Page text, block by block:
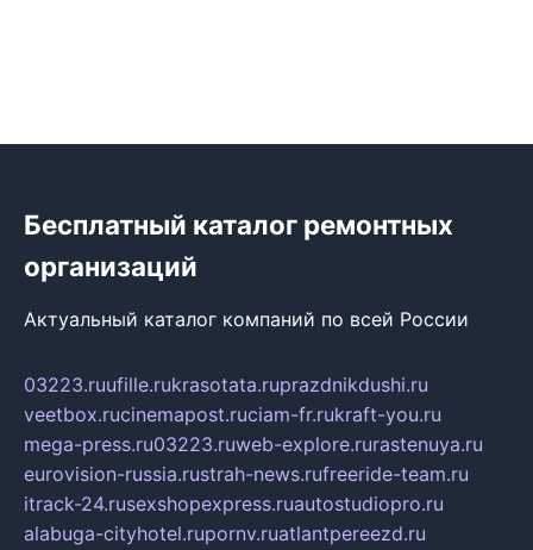
Бесплатный каталог ремонтных
организаций
Актуальный каталог компаний по всей России
03223.ruufille.rukrasotata.ruprazdnikdushi.ru
veetbox.rucinemapost.ruciam-fr.rukraft-you.ru
mega-press.ru03223.ruweb-explore.rurastenuya.ru
eurovision-russia.rustrah-news.rufreeride-team.ru
itrack-24.rusexshopexpress.ruautostudiopro.ru
alabuga-cityhotel.rupornv.ruatlantpereezd.ru